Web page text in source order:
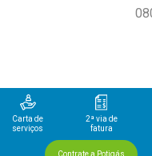
Carta de
serviços
2ª via de
fatura
Contrate a Potigás